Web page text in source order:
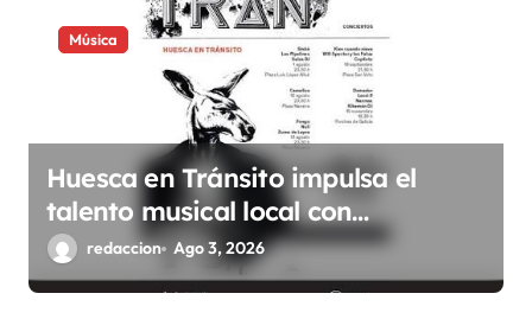
d
s
Música
Huesca en Tránsito impulsa el
talento musical local con
conciertos durante todo 2026
redaccion Ago 3, 2026